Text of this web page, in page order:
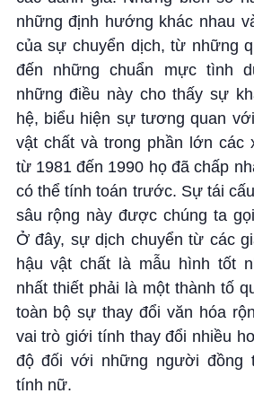
những định hướng khác nhau
của sự chuyển dịch, từ những
đến những chuẩn mực tình
những điều này cho thấy sự
hệ, biểu hiện sự tương quan
vật chất và trong phần lớn các
từ 1981 đến 1990 họ đã chấp
có thể tính toán trước. Sự tái
sâu rộng này được chúng ta
Ở đây, sự dịch chuyển từ các
hậu vật chất là mẫu hình tốt
nhất thiết phải là một thành tố
toàn bộ sự thay đổi văn hóa
vai trò giới tính thay đổi nhiều
độ đối với những người đồng
tính nữ.